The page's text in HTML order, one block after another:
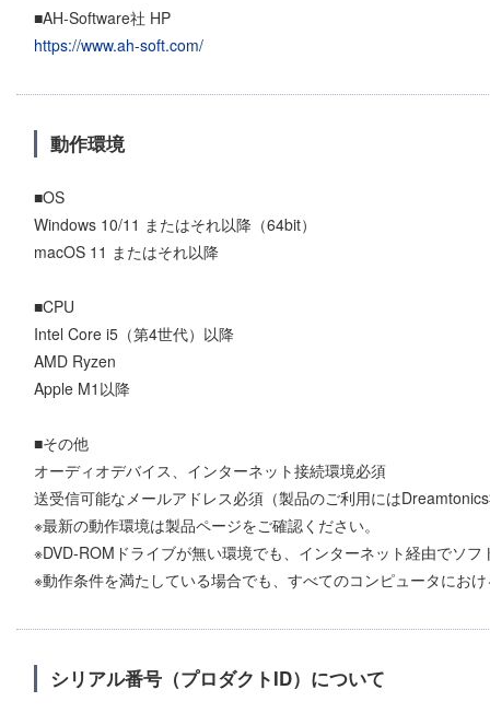
■AH-Software社 HP
https://www.ah-soft.com/
動作環境
■OS
Windows 10/11 またはそれ以降（64bit）
macOS 11 またはそれ以降
■CPU
Intel Core i5（第4世代）以降
AMD Ryzen
Apple M1以降
■その他
オーディオデバイス、インターネット接続環境必須
送受信可能なメールアドレス必須（製品のご利用には
※最新の動作環境は製品ページをご確認ください。
※DVD-ROMドライブが無い環境でも、インターネット経由でソ
※動作条件を満たしている場合でも、すべてのコンピュータにお
シリアル番号（プロダクトID）について